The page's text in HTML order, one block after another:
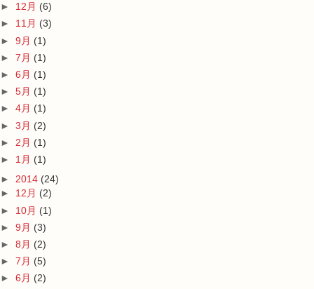
► 12月 (6)
► 11月 (3)
► 9月 (1)
► 7月 (1)
► 6月 (1)
► 5月 (1)
► 4月 (1)
► 3月 (2)
► 2月 (1)
► 1月 (1)
► 2014 (24)
► 12月 (2)
► 10月 (1)
► 9月 (3)
► 8月 (2)
► 7月 (5)
► 6月 (2)